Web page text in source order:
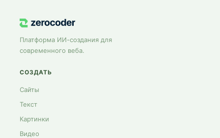
Платформа ИИ-создания для
современного веба.
СОЗДАТЬ
Сайты
Текст
Картинки
Видео